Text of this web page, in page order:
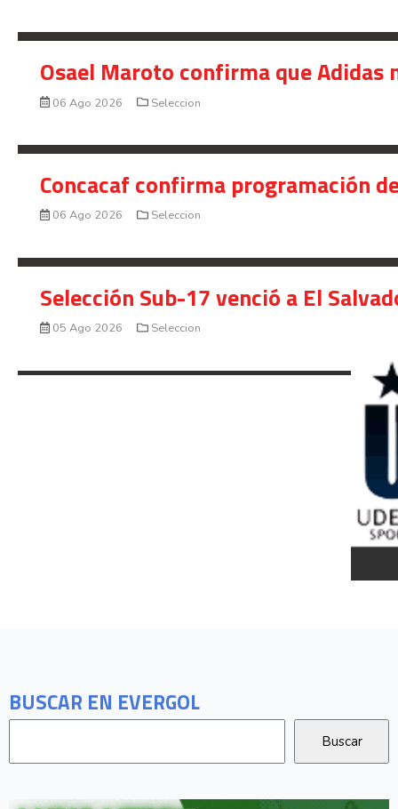
BUSCAR EN EVERGOL
Osael Maroto confirma que Adidas
06 Ago 2026 Seleccion
Concacaf confirma programación
06 Ago 2026 Seleccion
Selección Sub-17 venció a El
05 Ago 2026 Seleccion